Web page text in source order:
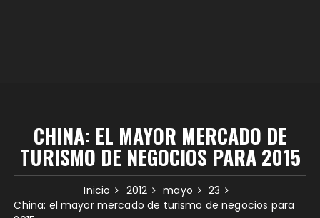
CHINA: EL MAYOR MERCADO DE
TURISMO DE NEGOCIOS PARA 2015
Inicio 2012 mayo
23
China: el mayor mercado de turismo de negocios para